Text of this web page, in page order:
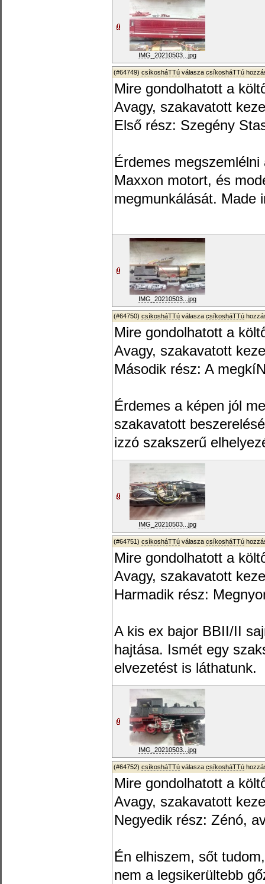
IMG_20210503...jpg
(#64749) csíkosháTTú válasza csíkosháTTú
Mire gondolhatott a
Avagy, szakavatott
Első rész: Szegény
Érdemes
Maxxon motort, és
megmunkálását. Made
IMG_20210503...jpg
(#64750) csíkosháTTú válasza csíkosháTTú
Mire gondolhatott a
Avagy, szakavatott
Második rész: A
Érdemes a képen jól
szakavatott
izzó szakszerű
IMG_20210503...jpg
(#64751) csíkosháTTú válasza csíkosháTTú
Mire gondolhatott a
Avagy, szakavatott
Harmadik rész:
A kis ex bajor BBII/II
hajtása. Ismét egy
elvezetést is láthatunk.
IMG_20210503...jpg
(#64752) csíkosháTTú válasza csíkosháTTú
Mire gondolhatott a
Avagy, szakavatott
Negyedik rész: Zénó,
Én elhiszem, sőt
nem a legsikerültebb